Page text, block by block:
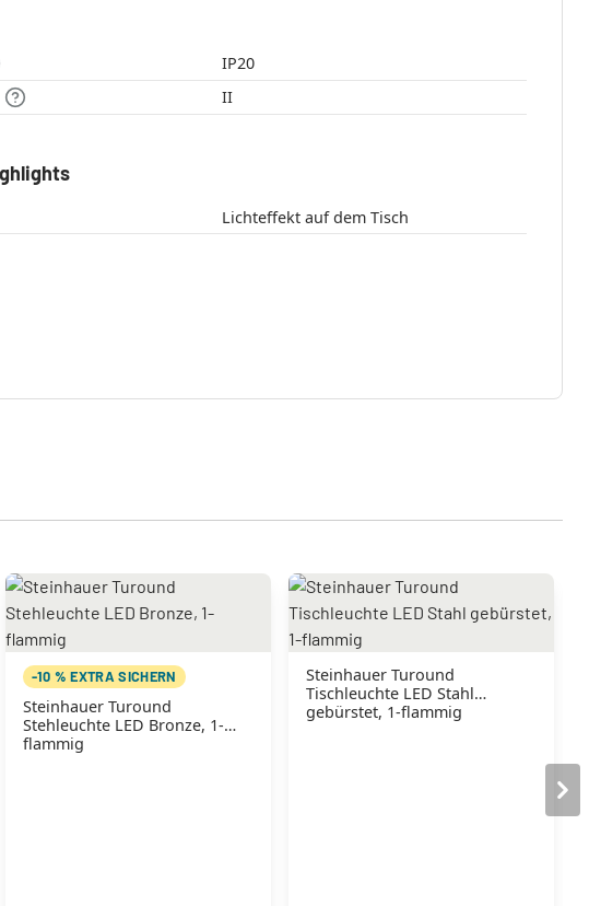
IP20
II
Lichteffekt auf dem Tisch
-10 % EXTRA SICHERN
Steinhauer Turound
Stehleuchte LED Bronze, 1-
flammig
Steinhauer Turound
Tischleuchte LED Stahl
gebürstet, 1-flammig